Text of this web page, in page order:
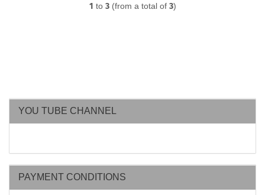
1 to 3(from a total of 3)
YOU TUBE CHANNEL
PAYMENT CONDITIONS